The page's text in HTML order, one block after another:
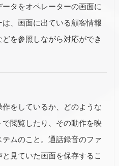
タをオペレーターの画面に
、画面に出ている顧客情報
を参照しながら対応ができ
作をしているか、どのような
閲覧したり、その動作を映
ムのこと。通話録音のファ
見ていた画面を保存するこ